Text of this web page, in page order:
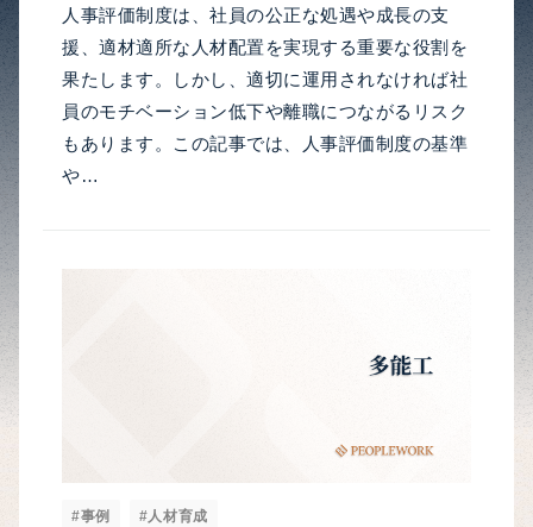
人事評価制度は、社員の公正な処遇や成長の支
援、適材適所な人材配置を実現する重要な役割を
果たします。しかし、適切に運用されなければ社
員のモチベーション低下や離職につながるリスク
もあります。この記事では、人事評価制度の基準
や…
#事例 #人材育成